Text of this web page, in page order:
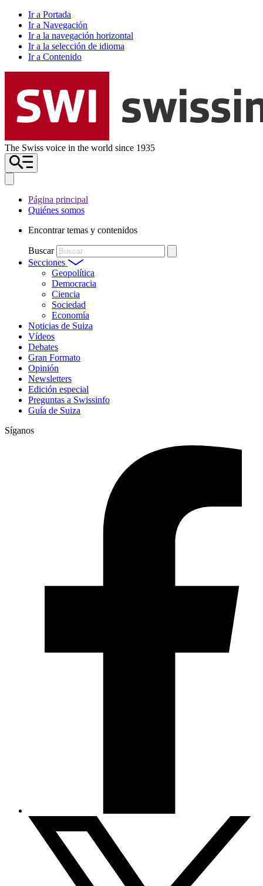
Ir a Portada
Ir a Navegación
Ir a la navegación horizontal
Ir a la selección de idioma
Ir a Contenido
The Swiss voice in the world since 1935
Página principal
Quiénes somos
Encontrar temas y contenidos
Buscar
Secciones
Geopolítica
Democracia
Ciencia
Sociedad
Economía
Noticias de Suiza
Vídeos
Debates
Gran Formato
Opinión
Newsletters
Edición especial
Preguntas a Swissinfo
Guía de Suiza
Síganos